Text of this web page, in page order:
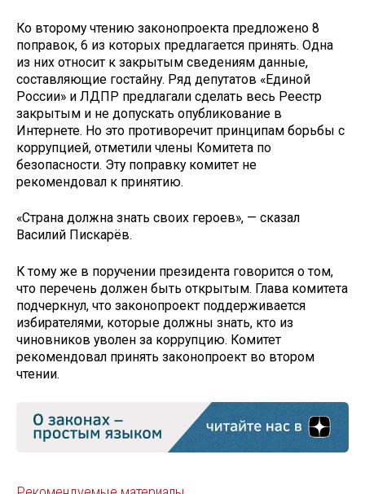
Ко второму чтению законопроекта предложено 8
поправок, 6 из которых предлагается принять. Одна
из них относит к закрытым сведениям данные,
составляющие гостайну. Ряд депутатов «Единой
России» и ЛДПР предлагали сделать весь Реестр
закрытым и не допускать опубликование в
Интернете. Но это противоречит принципам борьбы с
коррупцией, отметили члены Комитета по
безопасности. Эту поправку комитет не
рекомендовал к принятию.
«Страна должна знать своих героев», — сказал
Василий Пискарёв.
К тому же в поручении президента говорится о том,
что перечень должен быть открытым. Глава комитета
подчеркнул, что законопроект поддерживается
избирателями, которые должны знать, кто из
чиновников уволен за коррупцию. Комитет
рекомендовал принять законопроект во втором
чтении.